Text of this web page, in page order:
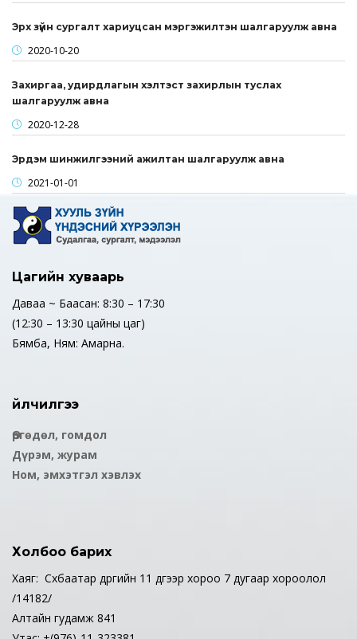
Эрх зүйн сургалт хариуцсан мэргэжилтэн шалгаруулж авна
2020-10-20
Захиргаа, удирдлагын хэлтэст захирлын туслах
шалгаруулж авна
2020-12-28
Эрдэм шинжилгээний ажилтан шалгаруулж авна
2021-01-01
Цагийн хуваарь
Даваа ~ Баасан: 8:30 – 17:30
(12:30 – 13:30 цайны цаг)
Бямба, Ням: Амарна.
Үйлчилгээ
Өргөдөл, гомдол
Дүрэм, журам
Ном, эмхэтгэл хэвлэх
Холбоо барих
Хаяг: Сүхбаатар дүүргийн 11 дүгээр хороо 7 дугаар хороолол
/14182/
Алтайн гудамж 841